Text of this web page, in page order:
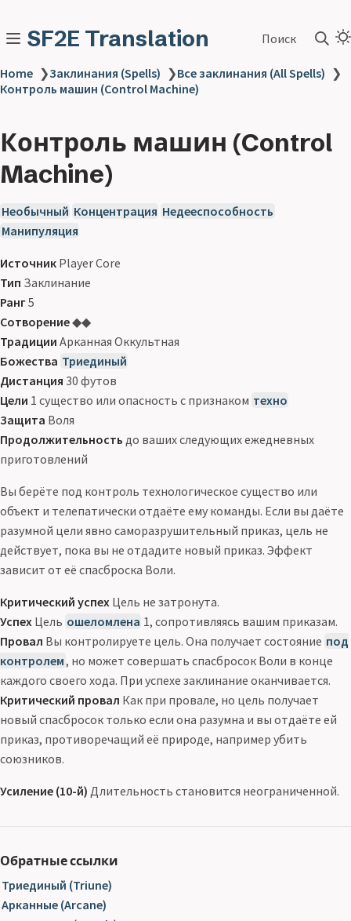
SF2E Translation Поиск
Home ❯Заклинания (Spells) ❯Все заклинания (All Spells) ❯
Контроль машин (Control Machine)
Контроль машин (Control
Machine)
Необычный Концентрация Недееспособность
Манипуляция
Источник Player Core
Тип Заклинание
Ранг5
Сотворение◆◆
Традиции Арканная Оккультная
Божества Триединый
Дистанция 30 футов
Цели 1 существо или опасность с признаком техно
Защита Воля
Продолжительность до ваших следующих ежедневных
приготовлений
Вы берёте под контроль технологическое существо или
объект и телепатически отдаёте ему команды. Если вы даёте
разумной цели явно саморазрушительный приказ, цель не
действует, пока вы не отдадите новый приказ. Эффект
зависит от её спасброска Воли.
Критический успех Цель не затронута.
Успех Цель ошеломлена 1, сопротивляясь вашим приказам.
Провал Вы контролируете цель. Она получает состояние под
контролем, но может совершать спасбросок Воли в конце
каждого своего хода. При успехе заклинание оканчивается.
Критический провал Как при провале, но цель получает
новый спасбросок только если она разумна и вы отдаёте ей
приказ, противоречащий её природе, например убить
союзников.
Усиление (10-й) Длительность становится неограниченной.
Обратные ссылки
Триединый (Triune)
Арканные (Arcane)